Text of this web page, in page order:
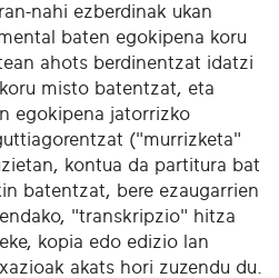
nahi ezberdinak ukan
baten egokipena koru
ahots berdinentzat idatzi
misto batentzat, eta
egokipena jatorrizko
("murrizketa"
kontua da partitura bat
batentzat, bere ezaugarrien
"transkripzio" hitza
kopia edo edizio lan
akats hori zuzendu du.